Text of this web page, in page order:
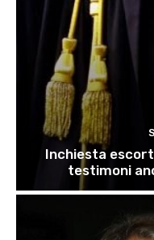
Inchiesta
testimoni